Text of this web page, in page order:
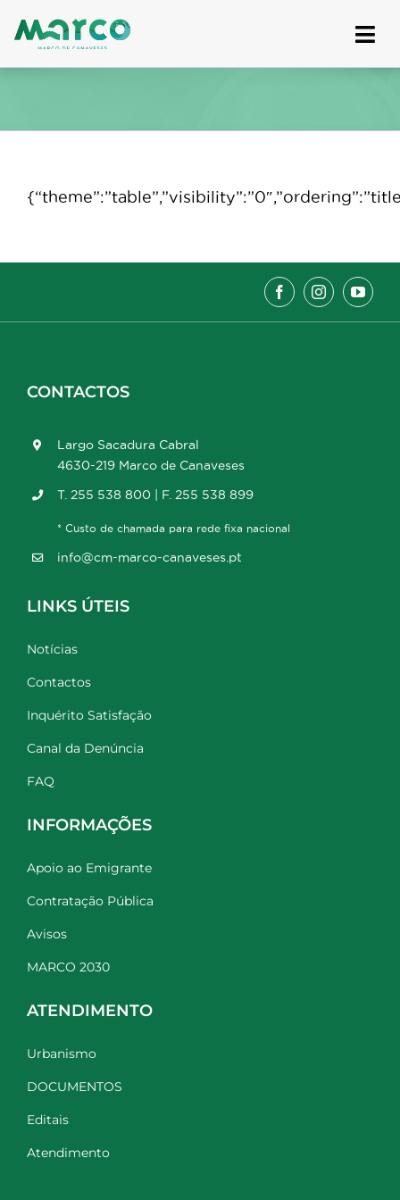
to
CONTACTOS
Largo Sacadura Cabral
4630-219 Marco de Canaveses
T. 255 538 800 | F. 255 538 899
* Custo de chamada para rede fixa nacional
info@cm-marco-canaveses.pt
LINKS ÚTEIS
Notícias
Contactos
Inquérito Satisfação
Canal da Denúncia
FAQ
INFORMAÇÕES
Apoio ao Emigrante
Contratação Pública
Avisos
MARCO 2030
ATENDIMENTO
Urbanismo
DOCUMENTOS
Editais
Atendimento